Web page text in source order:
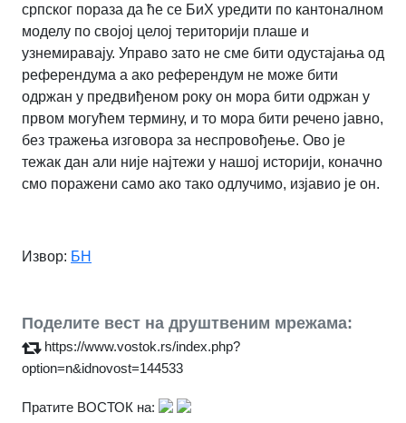
српског пораза да ће се БиХ уредити по кантоналном
моделу по својој целој територији плаше и
узнемиравају. Управо зато не сме бити одустајања од
референдума а ако референдум не може бити
одржан у предвиђеном року он мора бити одржан у
првом могућем термину, и то мора бити речено јавно,
без тражења изговора за неспровођење. Ово је
тежак дан али није најтежи у нашој историји, коначно
смо поражени само ако тако одлучимо, изјавио је он.
Извор: БН
Поделите вест на друштвеним мрежама:
https://www.vostok.rs/index.php?
option=n&idnovost=144533
Пратите ВОСТОК на: